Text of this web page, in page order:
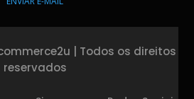
| Todos os direitos
reservados